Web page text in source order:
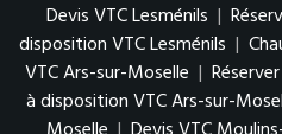
Devis VTC Lesménils |
disposition VTC Lesménils |
VTC Ars-sur-Moselle |
à disposition VTC Ars-sur-